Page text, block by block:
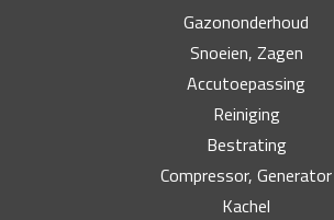
Gazononderhoud
Snoeien, Zagen
Accutoepassing
Reiniging
Bestrating
Compressor, Generator
Kachel